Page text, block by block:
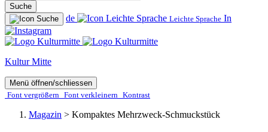
Suche
de Leichte Sprache In
Kultur Mitte
Menü öffnen/schliessen
Font ver­­größern Font ver­­kleinern Kontrast
Magazin > Kompaktes Mehrzweck-Schmuckstück